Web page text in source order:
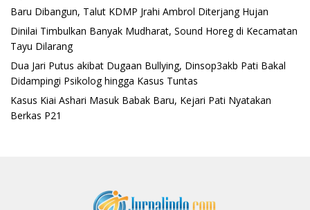
Baru Dibangun, Talut KDMP Jrahi Ambrol Diterjang Hujan
Dinilai Timbulkan Banyak Mudharat, Sound Horeg di Kecamatan
Tayu Dilarang
Dua Jari Putus akibat Dugaan Bullying, Dinsop3akb Pati Bakal
Didampingi Psikolog hingga Kasus Tuntas
Kasus Kiai Ashari Masuk Babak Baru, Kejari Pati Nyatakan
Berkas P21